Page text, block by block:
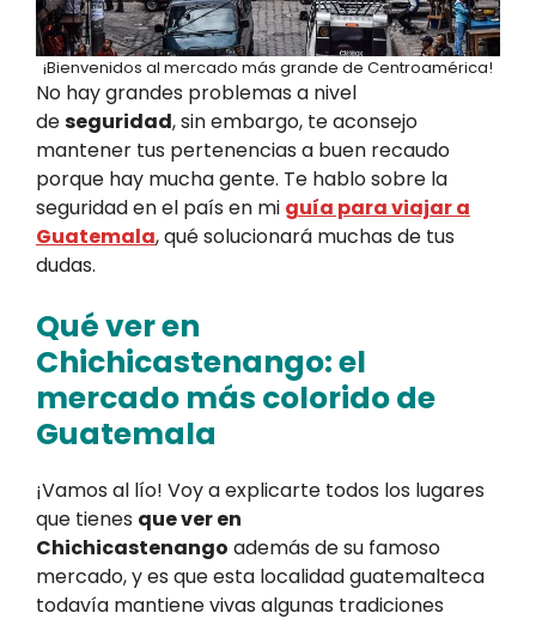
¡Bienvenidos al mercado más grande de Centroamérica!
No hay grandes problemas a nivel
deseguridad, sin embargo, te aconsejo
mantener tus pertenencias a buen recaudo
porque hay mucha gente. Te hablo sobre la
seguridad en el país en mi guía para viajar a
Guatemala, qué solucionará muchas de tus
dudas.
Qué ver en
Chichicastenango: el
mercado más colorido de
Guatemala
¡Vamos al lío! Voy a explicarte todos los lugares
que tienes que ver en
Chichicastenango además de su famoso
mercado, y es que esta localidad guatemalteca
todavía mantiene vivas algunas tradiciones